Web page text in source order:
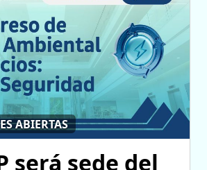
ABIERTAS
será sede del